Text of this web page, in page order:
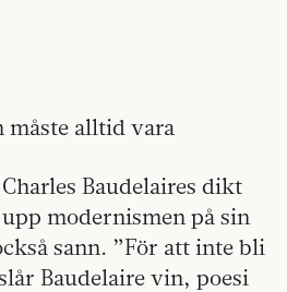
måste alltid vara
Baudelaires dikt
modernismen på sin
sann. ”För att inte bli
Baudelaire vin, poesi